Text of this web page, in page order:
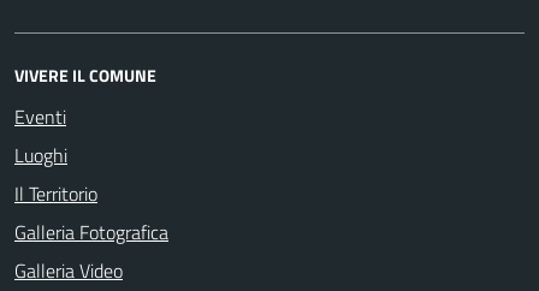
VIVERE IL COMUNE
Eventi
Luoghi
Il Territorio
Galleria Fotografica
Galleria Video